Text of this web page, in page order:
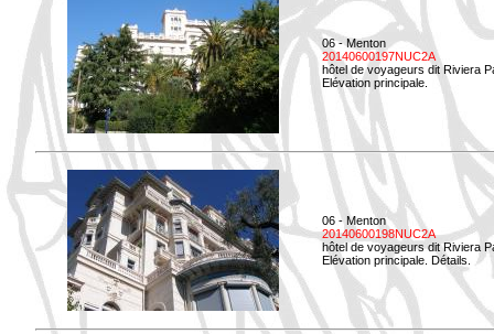
06 - Menton
20140600197NUC2A
hôtel de voyageurs dit Riviera
Elévation principale.
06 - Menton
20140600198NUC2A
hôtel de voyageurs dit Riviera
Elévation principale. Détails.